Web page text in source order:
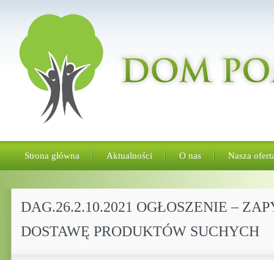
Strona główna Aktualności O nas Nasza
DAG.26.2.10.2021 OGŁOSZENIE –
DOSTAWĘ PRODUKTÓW SUCHYCH